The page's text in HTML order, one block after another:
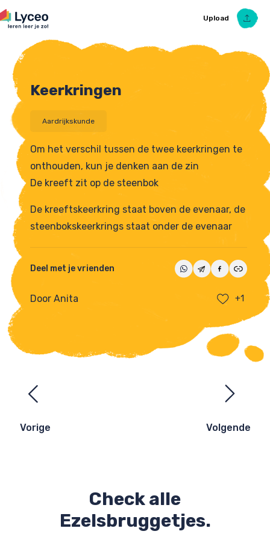
Upload
Upload Ezelsbruggetje
Keerkringen
Aardrijkskunde
Om het verschil tussen de twee keerkringen te
onthouden, kun je denken aan de zin
De kreeft zit op de steenbok
De kreeftskeerkring staat boven de evenaar, de
steenbokskeerkrings staat onder de evenaar
Deel met je vrienden
Door Anita +1
Ezelsbruggetjes
navigatie
Vorige Volgende
Check alle
Ezelsbruggetjes.